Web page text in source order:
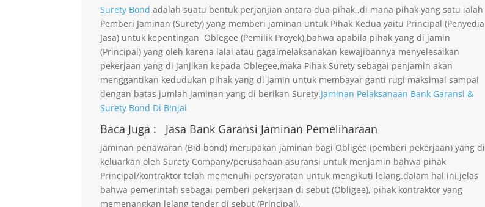
Surety Bond adalah suatu bentuk perjanjian antara dua pihak,,di mana pihak yang satu ialah
Pemberi Jaminan (Surety) yang memberi jaminan untuk Pihak Kedua yaitu Principal (Penyedia
Jasa) untuk kepentingan Oblegee (Pemilik Proyek),bahwa apabila pihak yang di jamin
(Principal) yang oleh karena lalai atau gagalmelaksanakan kewajibannya menyelesaikan
pekerjaan yang di janjikan kepada Oblegee,maka Pihak Surety sebagai penjamin akan
menggantikan kedudukan pihak yang di jamin untuk membayar ganti rugi maksimal sampai
dengan batas jumlah jaminan yang di berikan Surety.Jaminan Pelaksanaan Bank Garansi &
Surety Bond Di Binjai
Baca Juga : Jasa Bank Garansi Jaminan Pemeliharaan
jaminan penawaran (Bid bond) merupakan jaminan bagi Obligee (pemberi pekerjaan) yang di
keluarkan oleh Surety Company/perusahaan asuransi untuk menjamin bahwa pihak
Principal/kontraktor telah memenuhi persyaratan untuk mengikuti lelang.dalam hal ini,jelas
bahwa pemerintah sebagai pemberi pekerjaan di sebut (Obligee), pihak kontraktor yang
memenangkan lelang tender di sebut (Principal),